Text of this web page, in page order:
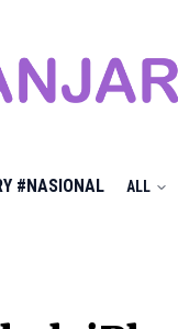
#NASIONAL ALL